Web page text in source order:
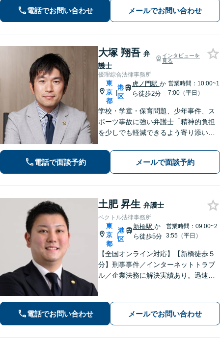
みにより良い解決を提案します【離
婚・男女問題】不貞慰謝料、離婚、貞
電話でお問い合わせ メールでお問い合わせ
大塚 翔吾 弁
護士
インタビューを
見る
優理綜合法律事務所
東
京
都
|
港
区
虎ノ門駅 か
ら徒歩2分
営業時間：10:00~1
7:00（平日）
学校・学童・保育問題、少年事件、ス
ポーツ事故に強い弁護士「精神的負担
を少しでも軽減できるよう寄り添いな
の他、離婚問題、相続紛争にも対応！
【平日夜間面談】【完全個室】【虎ノ
門駅、虎ノ門ヒルズ駅3分】
電話で面談予約 メールで面談予約
土肥 昇生 弁護士
ベクトル法律事務所
東
京
都
|
港
区
新橋駅 か
ら徒歩5分
営業時間：09:00~2
3:55（平日）
【全国オンライン対応】【新橋徒歩５
分】刑事事件／インターネットトラブ
ル／企業法務に解決実績あり。迅速な
で、納得感の高い解決を目指します。
お困りごとはまずはご相談ください
電話でお問い合わせ メールでお問い合わせ